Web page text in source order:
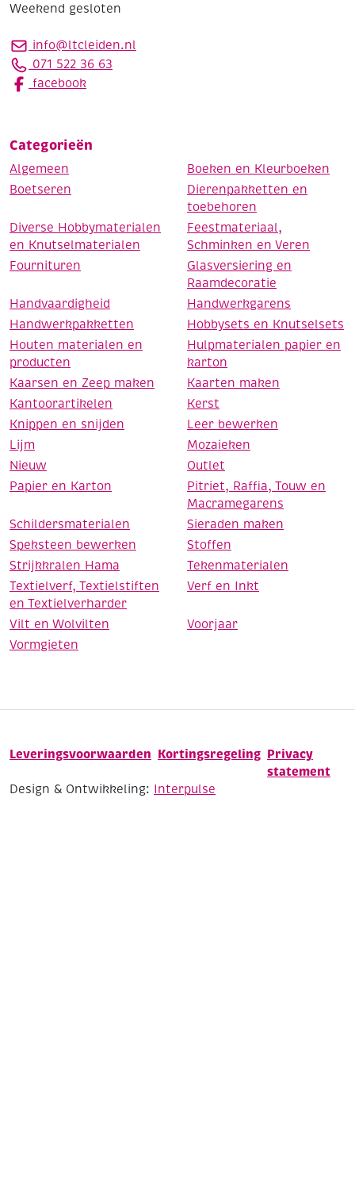
Weekend gesloten
info@ltcleiden.nl
071 522 36 63
facebook
Categorieën
Algemeen
Boeken en Kleurboeken
Boetseren
Dierenpakketten en
toebehoren
Diverse Hobbymaterialen
en Knutselmaterialen
Feestmateriaal,
Schminken en Veren
Fournituren
Glasversiering en
Raamdecoratie
Handvaardigheid
Handwerkgarens
Handwerkpakketten
Hobbysets en Knutselsets
Houten materialen en
producten
Hulpmaterialen papier en
karton
Kaarsen en Zeep maken
Kaarten maken
Kantoorartikelen
Kerst
Knippen en snijden
Leer bewerken
Lijm
Mozaieken
Nieuw
Outlet
Papier en Karton
Pitriet, Raffia, Touw en
Macramegarens
Schildersmaterialen
Sieraden maken
Speksteen bewerken
Stoffen
Strijkkralen Hama
Tekenmaterialen
Textielverf, Textielstiften
en Textielverharder
Verf en Inkt
Vilt en Wolvilten
Voorjaar
Vormgieten
Leveringsvoorwaarden Kortingsregeling Privacy
statement
Design & Ontwikkeling: Interpulse